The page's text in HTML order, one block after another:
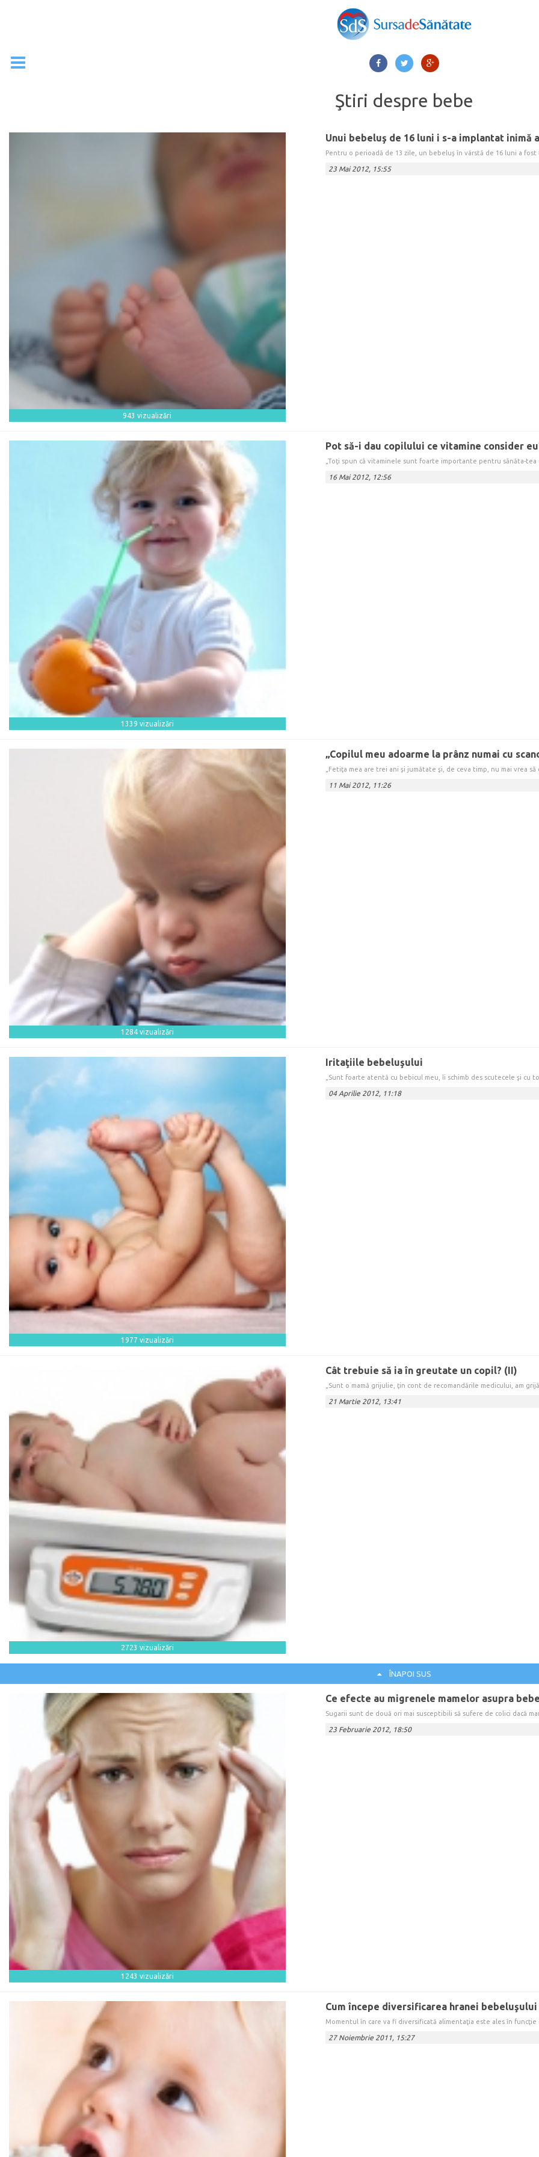
Ştiri despre bebe
943 vizualizări
Unui bebeluş de 16 luni i s-a implantat inimă
Pentru o perioadă de 13 zile, un bebeluş în vârstă de 16 luni a fost
23 Mai 2012, 15:55
1339 vizualizări
Pot să-i dau copilului ce vitamine consider
„Toţi spun că vitaminele sunt foarte importante pentru sănăta-tea
16 Mai 2012, 12:56
1284 vizualizări
„Copilul meu adoarme la prânz numai cu
„Fetiţa mea are trei ani şi jumătate şi, de ceva timp, nu mai vrea să
11 Mai 2012, 11:26
1977 vizualizări
Iritaţiile bebeluşului
„Sunt foarte atentă cu bebicul meu, îi schimb des scutecele şi cu
04 Aprilie 2012, 11:18
2723 vizualizări
Cât trebuie să ia în greutate un copil? (II)
„Sunt o mamă grijulie, ţin cont de recomandările medicului, am grijă
21 Martie 2012, 13:41
ÎNAPOI SUS
1243 vizualizări
Ce efecte au migrenele mamelor asupra
Sugarii sunt de două ori mai susceptibili să sufere de colici dacă
23 Februarie 2012, 18:50
Cum începe diversificarea hranei bebeluşului
Momentul în care va fi diversificată alimentaţia este ales în funcţie
27 Noiembrie 2011, 15:27